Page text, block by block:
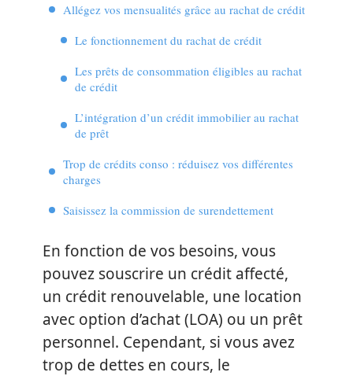
Allégez vos mensualités grâce au rachat de crédit
Le fonctionnement du rachat de crédit
Les prêts de consommation éligibles au rachat
de crédit
L’intégration d’un crédit immobilier au rachat
de prêt
Trop de crédits conso : réduisez vos différentes
charges
Saisissez la commission de surendettement
En fonction de vos besoins, vous
pouvez souscrire un crédit affecté,
un crédit renouvelable, une location
avec option d’achat (LOA) ou un prêt
personnel. Cependant, si vous avez
trop de dettes en cours, le